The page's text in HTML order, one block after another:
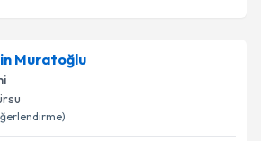
Muratoğlu